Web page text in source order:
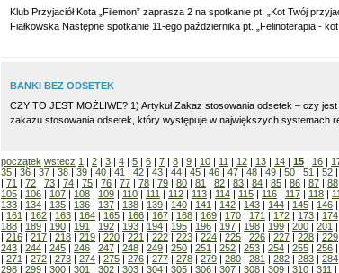
Klub Przyjaciół Kota „Filemon” zaprasza 2 na spotkanie pt. „Kot Twój
Fiałkowska Następne spotkanie 11-ego października pt. „Felinoterapia -
BANKI BEZ ODSETEK
CZY TO JEST MOŻLIWE? 1) Artykuł Zakaz stosowania odsetek – czy
zakazu stosowania odsetek, który występuje w największych systemach
początek wstecz 1 | 2 | 3 | 4 | 5 | 6 | 7 | 8 | 9 | 10 | 11 | 12 | 13 | 14 | 15 | 16 |
35 | 36 | 37 | 38 | 39 | 40 | 41 | 42 | 43 | 44 | 45 | 46 | 47 | 48 | 49 | 50 | 51 | 52 |
| 71 | 72 | 73 | 74 | 75 | 76 | 77 | 78 | 79 | 80 | 81 | 82 | 83 | 84 | 85 | 86 | 87 | 88
105 | 106 | 107 | 108 | 109 | 110 | 111 | 112 | 113 | 114 | 115 | 116 | 117 | 118 |
133 | 134 | 135 | 136 | 137 | 138 | 139 | 140 | 141 | 142 | 143 | 144 | 145 | 146 |
| 161 | 162 | 163 | 164 | 165 | 166 | 167 | 168 | 169 | 170 | 171 | 172 | 173 | 174
188 | 189 | 190 | 191 | 192 | 193 | 194 | 195 | 196 | 197 | 198 | 199 | 200 | 201 |
| 216 | 217 | 218 | 219 | 220 | 221 | 222 | 223 | 224 | 225 | 226 | 227 | 228 | 229
243 | 244 | 245 | 246 | 247 | 248 | 249 | 250 | 251 | 252 | 253 | 254 | 255 | 256 |
| 271 | 272 | 273 | 274 | 275 | 276 | 277 | 278 | 279 | 280 | 281 | 282 | 283 | 284
298 | 299 | 300 | 301 | 302 | 303 | 304 | 305 | 306 | 307 | 308 | 309 | 310 | 311 |